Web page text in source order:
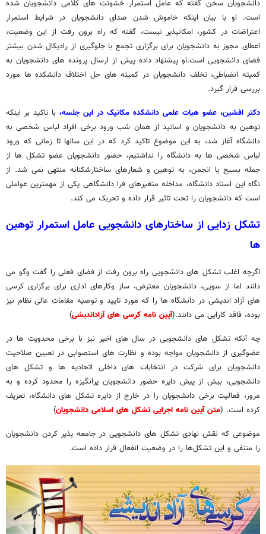
دانشجویان سخن گفته که عامل استمرار خشونت های کلامی دانشجویان شده
است. او با بیان اینکه خاموش شدن صدای دانشجویان در شرایط استمرار
اعتراضات در کشور، امکانپذیر نیست، گفته که راه برون رفت از این وضعیت،
اعطای مجوز به دانشجویان برای برگزاری تجمع با جلوگیری از رادیکال شدن بیشتر
فضای دانشجویی است.او پیشنهاد داده پیش از ارسال پرونده های دانشجویان به
کمیته انضباطی، تخلف دانشجویان در کمیته های حل اختلاف دانشکده ها مورد
بررسی قرار گیرد.
دکتر افشین، عضو هیات علمی دانشکده مکانیک در این جلسه، با تاکید بر اینکه
توهین به دانشجویان و اساتید از همان شب ورود برخی افراد لباس شخصی به
دانشگاه آغاز شد، به این موضوع تاکید کرد که در این سالها تا زمانی که ورود
لباس شخصی ها به دانشگاه را نداشتیم، حضور دانشجویان عضو تشکل ها از
جمله بسیج یا انجمن، به توهین و شعارهای ساختارشکنانه منتهی نمی شد. از
نگاه این استاد دانشگاه، مداخله متغیرهای فرا دانشگاهی یکی از مهمترین عواملی
است که دانشجویان را تحت تاثیر قرار داده و تحریک می کند.
تشکل زدایی از ساختارهای دانشجویی عامل استمرار توهین
ها
اگرچه اغلب تشکل های دانشجویی راه برون رفت از فضای فعلی را گفت وگو می
دانند اما از سویی، دانشجویان معترض، ساز وکارهای اداری برای برگزاری کرسی
های آزاد اندیشی در دانشگاه ها را که مورد تایید و توصیه مقامات عالی نظام نیز
بوده، فاقد کارایی می دانند.(آیین نامه کرسی های آزاداندیشی)
چه آنکه تشکل های دانشجویی در سال های اخیر نیز با برخی محدویت ها در
عضوگیری از دانشجویان مواجه بوده و نظارت های استصوابی در تعیین صلاحیت
دانشجویان برای شرکت در انتخابات های داخلی اتحادیه ها و تشکل های
دانشجویی، بیش از پیش دایره حضور دانشجویان پرانگیزه را محدود کرده و به
مرور، فعالیت برخی دانشجویان را در خارج از دایره تشکل های دانشگاه، تعریف
کرده است. (متن آیین نامه اجرایی تشکل های اسلامی دانشجویان)
موضوعی که نقش نهادی تشکل های دانشجویی در جامعه پذیر کردن دانشجویان
را منتفی و این تشکل‌ها را در وضعیت انفعال قرار داده است.